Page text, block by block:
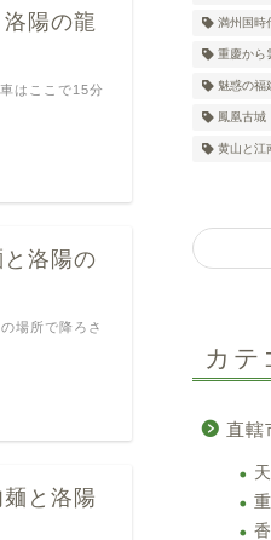
陽の龍
はここで15分
洛陽の
場所で降ろさ
と洛陽
満州国時
重慶から
魅惑の福
鳳凰古城
黄山と江
カテ
直轄